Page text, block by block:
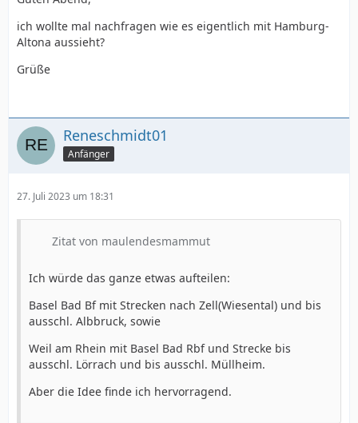
ich wollte mal nachfragen wie es eigentlich mit Hamburg-
Altona aussieht?
Grüße
Reneschmidt01
Anfänger
27. Juli 2023 um 18:31
Zitat von maulendesmammut
Ich würde das ganze etwas aufteilen:
Basel Bad Bf mit Strecken nach Zell(Wiesental) und bis
ausschl. Albbruck, sowie
Weil am Rhein mit Basel Bad Rbf und Strecke bis
ausschl. Lörrach und bis ausschl. Müllheim.
Aber die Idee finde ich hervorragend.